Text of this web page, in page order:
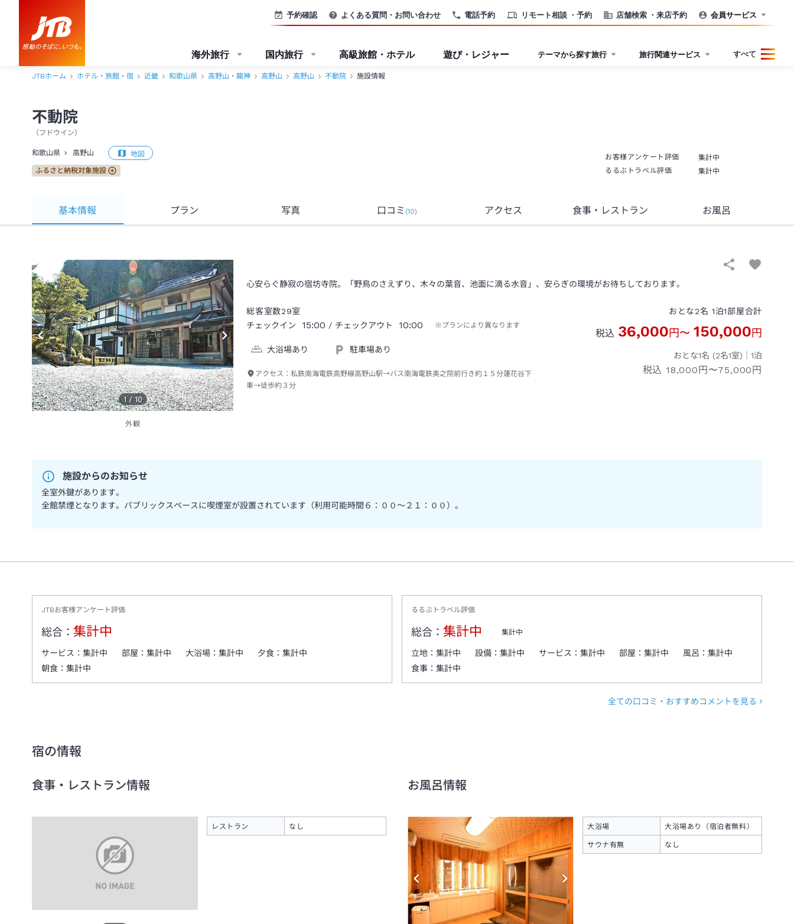
電話予約 リモート相談 ・予約 店舗検索 ・来店予約
予約確認 よくある質問・お問い合わせ 会員サービス
海外旅行 国内旅行 高級旅館・ホテル 遊び・レジャー テーマから探す旅行 旅行関連サービス すべて
JTBホーム ホテル・旅館・宿 近畿 和歌山県 高野山・龍神 高野山 高野山 不動院 施設情報
不動院
（ フドウイン）
和歌山県 高野山 地図
ふるさと納税対象施設
お客様アンケート評価
集計中
るるぶトラベル評価
集計中
基本情報 プラン 写真 口コミ (10) アクセス 食事・レストラン お風呂
1 /10
外観
心安らぐ静寂の宿坊寺院。「野鳥のさえずり、木々の葉音、池面に滴る水音」、安らぎの環境がお待ちしております。
総客室数29室
チェックイン
15:00 / チェックアウト 10:00 ※プランにより異なります
大浴場あり 駐車場あり
アクセス：私鉄南海電鉄高野線高野山駅→バス南海電鉄奥之院前行き約１５分蓮花谷下
車→徒歩約３分
おとな2名 1泊1部屋合計
税込 36,000円〜 150,000円
おとな1名 (2名1室)｜ 1泊
税込 18,000円〜75,000円
施設からのお知らせ
全室外鍵があります。
全館禁煙となります。パブリックスペースに喫煙室が設置されています（利用可能時間６：００～２１：００）。
JTBお客様アンケート評価
総合： 集計中
サービス： 集計中 部屋： 集計中 大浴場： 集計中 夕食： 集計中
朝食： 集計中
るるぶトラベル評価
総合： 集計中 集計中
立地：集計中 設備：集計中 サービス：集計中 部屋：集計中 風呂：集計中
食事：集計中
全ての口コミ・おすすめコメントを見る
宿の情報
食事・レストラン情報
レストラン なし
お風呂情報
大浴場 大浴場あり（宿泊者無料）
サウナ有無 なし